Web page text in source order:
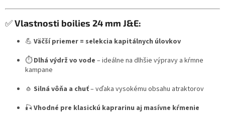
✅Vlastnosti boilies 24 mm J&E:
💪 Väčší priemer = selekcia kapitálnych úlovkov
⏱️Dlhá výdrž vo vode – ideálne na dlhšie výpravy a kŕmne
kampane
🧄 Silná vôňa a chuť– vďaka vysokému obsahu atraktorov
🎣 Vhodné pre klasickú kaprarinu aj masívne kŕmenie